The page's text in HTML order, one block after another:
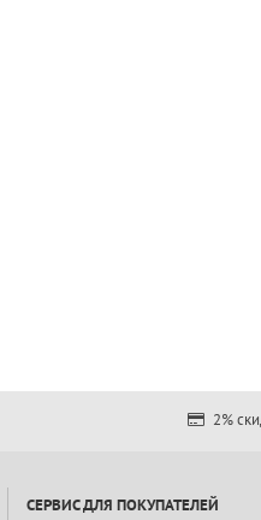
2%
СЕРВИС ДЛЯ ПОКУПАТЕЛЕЙ